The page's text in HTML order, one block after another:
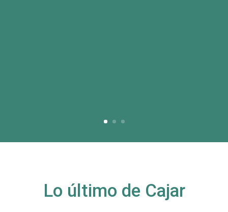
Lo último de Cajar